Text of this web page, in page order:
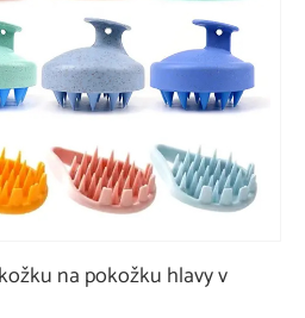
na pokožku hlavy v